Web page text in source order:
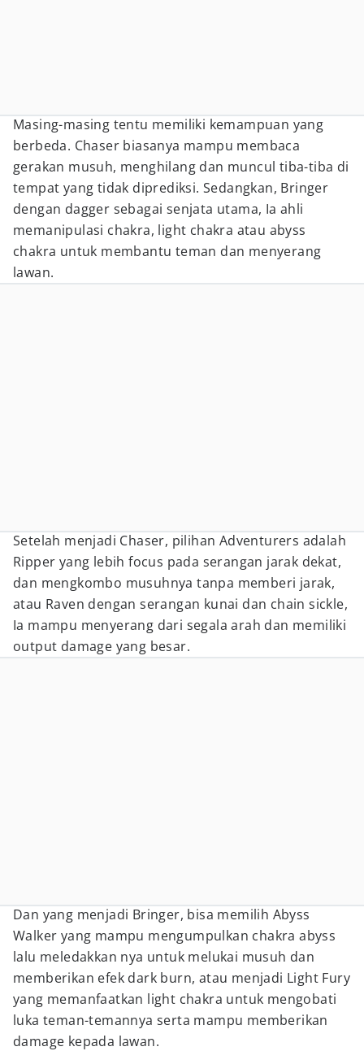
Masing-masing tentu memiliki kemampuan yang
berbeda. Chaser biasanya mampu membaca
gerakan musuh, menghilang dan muncul tiba-tiba di
tempat yang tidak diprediksi. Sedangkan, Bringer
dengan dagger sebagai senjata utama, Ia ahli
memanipulasi chakra, light chakra atau abyss
chakra untuk membantu teman dan menyerang
lawan.
Setelah menjadi Chaser, pilihan Adventurers adalah
Ripper yang lebih focus pada serangan jarak dekat,
dan mengkombo musuhnya tanpa memberi jarak,
atau Raven dengan serangan kunai dan chain sickle,
Ia mampu menyerang dari segala arah dan memiliki
output damage yang besar.
Dan yang menjadi Bringer, bisa memilih Abyss
Walker yang mampu mengumpulkan chakra abyss
lalu meledakkan nya untuk melukai musuh dan
memberikan efek dark burn, atau menjadi Light Fury
yang memanfaatkan light chakra untuk mengobati
luka teman-temannya serta mampu memberikan
damage kepada lawan.